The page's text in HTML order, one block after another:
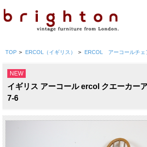
TOP > ERCOL（イギリス） > ERCOL アーコールチェ
NEW
イギリス アーコール ercol クエーカ
7-6